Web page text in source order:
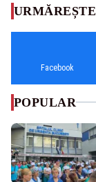
Facebook
POPULAR